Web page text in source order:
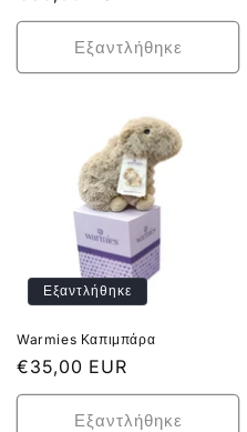
τιμή
Εξαντλήθηκε
Εξαντλήθηκε
Warmies Καπιμπάρα
Κανονική
τιμή
€35,00 EUR
Εξαντλήθηκε